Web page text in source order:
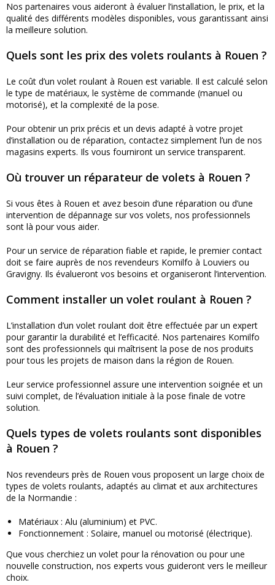
Nos partenaires vous aideront à évaluer l’installation, le prix, et la
qualité des différents modèles disponibles, vous garantissant ainsi
la meilleure solution.
Quels sont les prix des volets roulants à Rouen ?
Le coût d’un volet roulant à Rouen est variable. Il est calculé selon
le type de matériaux, le système de commande (manuel ou
motorisé), et la complexité de la pose.
Pour obtenir un prix précis et un devis adapté à votre projet
d’installation ou de réparation, contactez simplement l’un de nos
magasins experts. Ils vous fourniront un service transparent.
Où trouver un réparateur de volets à Rouen ?
Si vous êtes à Rouen et avez besoin d’une réparation ou d’une
intervention de dépannage sur vos volets, nos professionnels
sont là pour vous aider.
Pour un service de réparation fiable et rapide, le premier contact
doit se faire auprès de nos revendeurs Komilfo à Louviers ou
Gravigny. Ils évalueront vos besoins et organiseront l’intervention.
Comment installer un volet roulant à Rouen ?
L’installation d’un volet roulant doit être effectuée par un expert
pour garantir la durabilité et l’efficacité. Nos partenaires Komilfo
sont des professionnels qui maîtrisent la pose de nos produits
pour tous les projets de maison dans la région de Rouen.
Leur service professionnel assure une intervention soignée et un
suivi complet, de l’évaluation initiale à la pose finale de votre
solution.
Quels types de volets roulants sont disponibles
à Rouen ?
Nos revendeurs près de Rouen vous proposent un large choix de
types de volets roulants, adaptés au climat et aux architectures
de la Normandie :
Matériaux : Alu (aluminium) et PVC.
Fonctionnement : Solaire, manuel ou motorisé (électrique).
Que vous cherchiez un volet pour la rénovation ou pour une
nouvelle construction, nos experts vous guideront vers le meilleur
choix.